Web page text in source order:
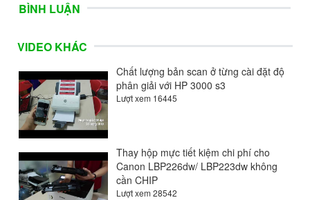
BÌNH LUẬN
VIDEO KHÁC
Chất lượng bản scan ở từng cài đặt độ
phân giải với HP 3000 s3
Lượt xem 16445
Thay hộp mực tiết kiệm chi phí cho
Canon LBP226dw/ LBP223dw không
cần CHIP
Lượt xem 28542